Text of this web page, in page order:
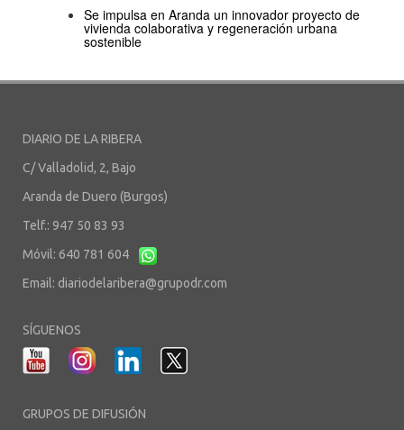
Se impulsa en Aranda un innovador proyecto de
vivienda colaborativa y regeneración urbana
sostenible
DIARIO DE LA RIBERA
C/ Valladolid, 2, Bajo
Aranda de Duero (Burgos)
Telf.: 947 50 83 93
Móvil: 640 781 604
Email: diariodelaribera@grupodr.com
SÍGUENOS
GRUPOS DE DIFUSIÓN